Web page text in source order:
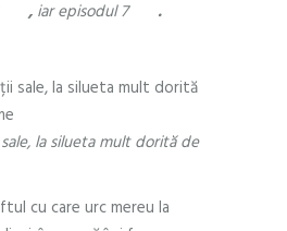
aici, iar episodul 7 .
la silueta mult dorită de
cu care urc mereu la